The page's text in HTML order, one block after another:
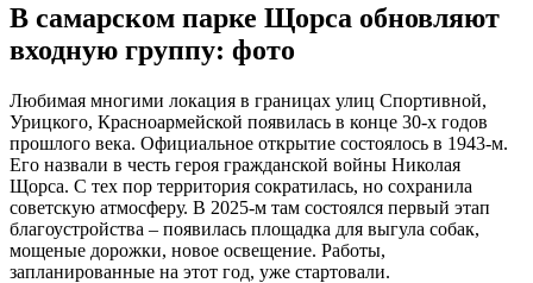
07.08.2026 | 14:36
Самарские юноши принимают участие в Юнармейских
военно-патриотических сборах ПФО "Гвардеец" в Пензе
На 23 улицах Самары приводят в порядок газоны 7 августа
07.08.2026 | 14:24
70-летний самарец сядет на 7,5 лет за жестокое убийство
знакомого
07.08.2026 | 14:04
Тольяттинец замахнулся на соседку топором из-за шумного
ремонта
07.08.2026 | 13:37
20 яхтсменов из Самарской области поборются за
В самарском парке Щорса обновляют
входную группу: фото
Любимая многими локация в границах улиц Спортивной,
Урицкого, Красноармейской появилась в конце 30-х годов
прошлого века. Официальное открытие состоялось в 1943-м.
Его назвали в честь героя гражданской войны Николая
Щорса. С тех пор территория сократилась, но сохранила
советскую атмосферу. В 2025-м там состоялся первый этап
благоустройства – появилась площадка для выгула собак,
мощеные дорожки, новое освещение. Работы,
запланированные на этот год, уже стартовали.